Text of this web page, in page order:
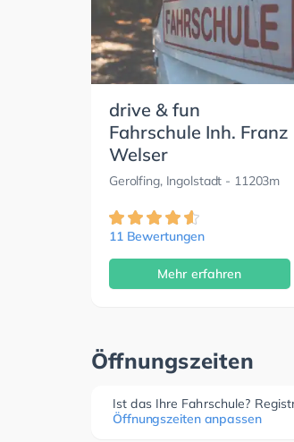
drive & fun
Fahrschule Inh. Franz
Welser
Gerolfing, Ingolstadt - 11203m
11 Bewertungen
Mehr erfahren
Öffnungszeiten
Ist das Ihre Fahrschule?
Öffnungszeiten anpassen